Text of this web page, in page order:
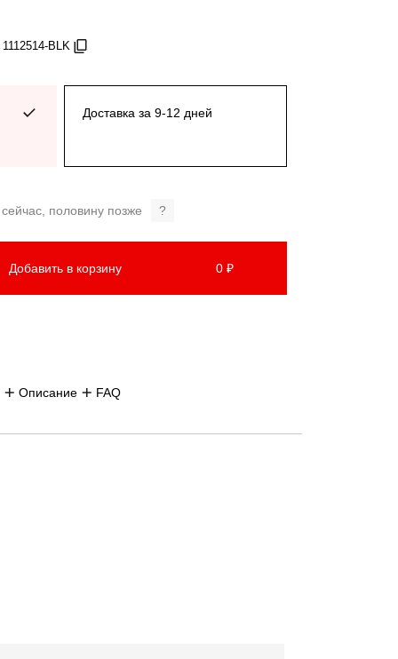
BLK
Доставка за 9-12 дней
половину позже ?
Добавить в корзину 0 ₽
Описание FAQ